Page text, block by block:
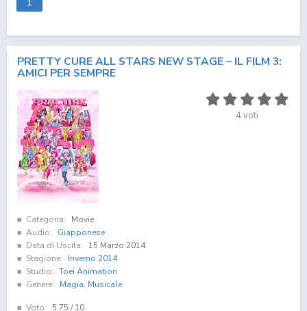
1
PRETTY CURE ALL STARS NEW STAGE – IL FILM 3:
AMICI PER SEMPRE
4voti
Categoria:
Movie
Audio:
Giapponese
Data di Uscita:
15 Marzo 2014
Stagione:
Inverno 2014
Studio: Toei Animation
Genere:
Magia, Musicale
Voto: 5.75 / 10